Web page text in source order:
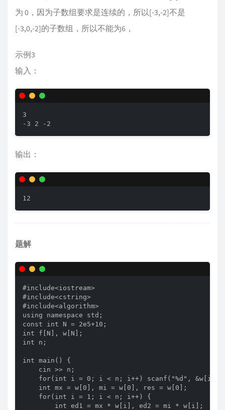
为 0，因为子数组要求是连续的，所以[-3,-2]不是
[-3,0,-2]的子数组，所以不能为6，
示例3
输入：
3
-3 2 -2
输出：
12
题解
#include<iostream>
#include<cstring>
#include<algorithm>
using namespace std;
const int N = 2e5+10;
int f[N], w[N];
int n;
int main() {
    cin >> n;
    for(int i = 0; i < n; i++) scanf("%d", &w[i]);
    int mx = w[0], mi = w[0], res = w[0];
    for(int i = 1; i < n; i++) {
        int ed1 = mx * w[i], ed2 = mi * w[i];